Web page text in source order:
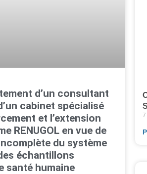
d’un consultant
cabinet spécialisé
et l’extension
RENUGOL en vue de
du système
échantillons
santé humaine
7